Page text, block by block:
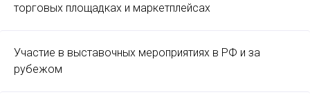
торговых площадках и маркетплейсах
Участие в выставочных мероприятиях в РФ и за
рубежом